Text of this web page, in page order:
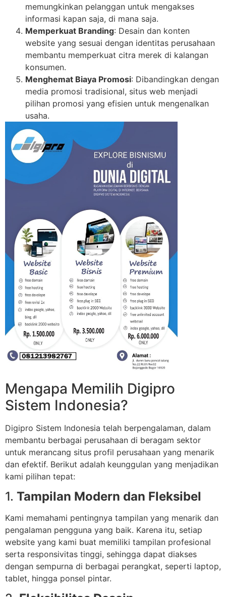
memungkinkan pelanggan untuk mengakses
informasi kapan saja, di mana saja.
Memperkuat Branding: Desain dan konten
website yang sesuai dengan identitas perusahaan
membantu memperkuat citra merek di kalangan
konsumen.
Menghemat Biaya Promosi: Dibandingkan dengan
media promosi tradisional, situs web menjadi
pilihan promosi yang efisien untuk mengenalkan
usaha.
Mengapa Memilih Digipro
Sistem Indonesia?
Digipro Sistem Indonesia telah berpengalaman, dalam
membantu berbagai perusahaan di beragam sektor
untuk merancang situs profil perusahaan yang menarik
dan efektif. Berikut adalah keunggulan yang menjadikan
kami pilihan tepat:
1. Tampilan Modern dan Fleksibel
Kami memahami pentingnya tampilan yang menarik dan
pengalaman pengguna yang baik. Karena itu, setiap
website yang kami buat memiliki tampilan profesional
serta responsivitas tinggi, sehingga dapat diakses
dengan sempurna di berbagai perangkat, seperti laptop,
tablet, hingga ponsel pintar.